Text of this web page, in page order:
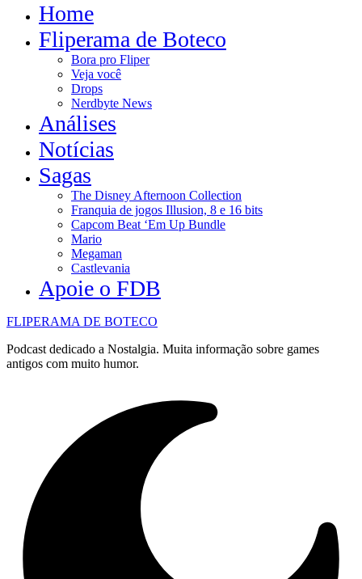
Home
Fliperama de Boteco
Bora pro Fliper
Veja você
Drops
Nerdbyte News
Análises
Notícias
Sagas
The Disney Afternoon Collection
Franquia de jogos Illusion, 8 e 16 bits
Capcom Beat ‘Em Up Bundle
Mario
Megaman
Castlevania
Apoie o FDB
FLIPERAMA DE BOTECO
Podcast dedicado a Nostalgia. Muita informação sobre games
antigos com muito humor.